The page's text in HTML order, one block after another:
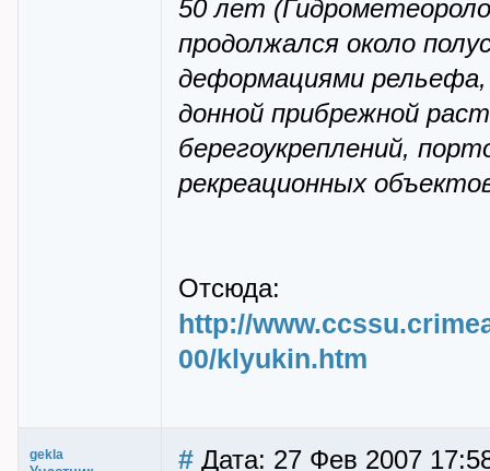
50 лет
продолжался около
деформациями
донной прибрежной
берегоукреплений,
рекреационных
Отсюда:
http://
00/klyukin.htm
gekla # Дата: 27 Фев 2007